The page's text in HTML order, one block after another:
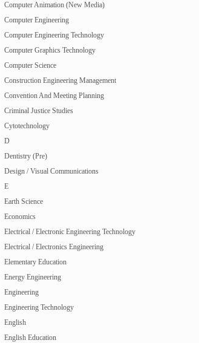
Computer Animation (New Media)
Computer Engineering
Computer Engineering Technology
Computer Graphics Technology
Computer Science
Construction Engineering Management
Convention And Meeting Planning
Criminal Justice Studies
Cytotechnology
D
Dentistry (Pre)
Design / Visual Communications
E
Earth Science
Economics
Electrical / Electronic Engineering Technology
Electrical / Electronics Engineering
Elementary Education
Energy Engineering
Engineering
Engineering Technology
English
English Education